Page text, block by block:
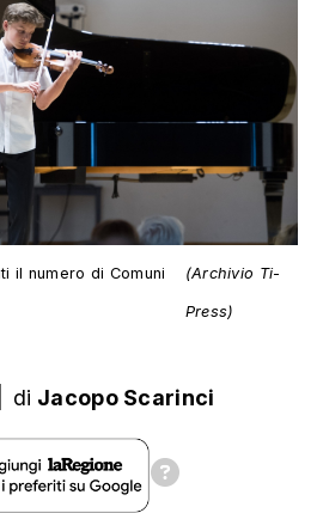
il numero di Comuni (Archivio Ti-
Press)
di Jacopo Scarinci